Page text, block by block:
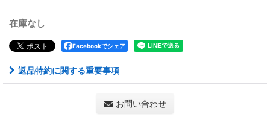
在庫なし
Facebookでシェア
返品特約に関する重要事項
お問い合わせ